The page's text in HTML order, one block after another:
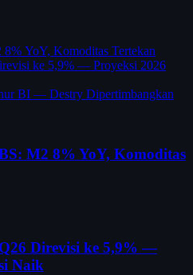
YoY, Komoditas Tertekan
ke 5,9% — Proyeksi 2026
BI — Destry Dipertimbangkan
M2 8% YoY, Komoditas
Direvisi ke 5,9% —
Naik